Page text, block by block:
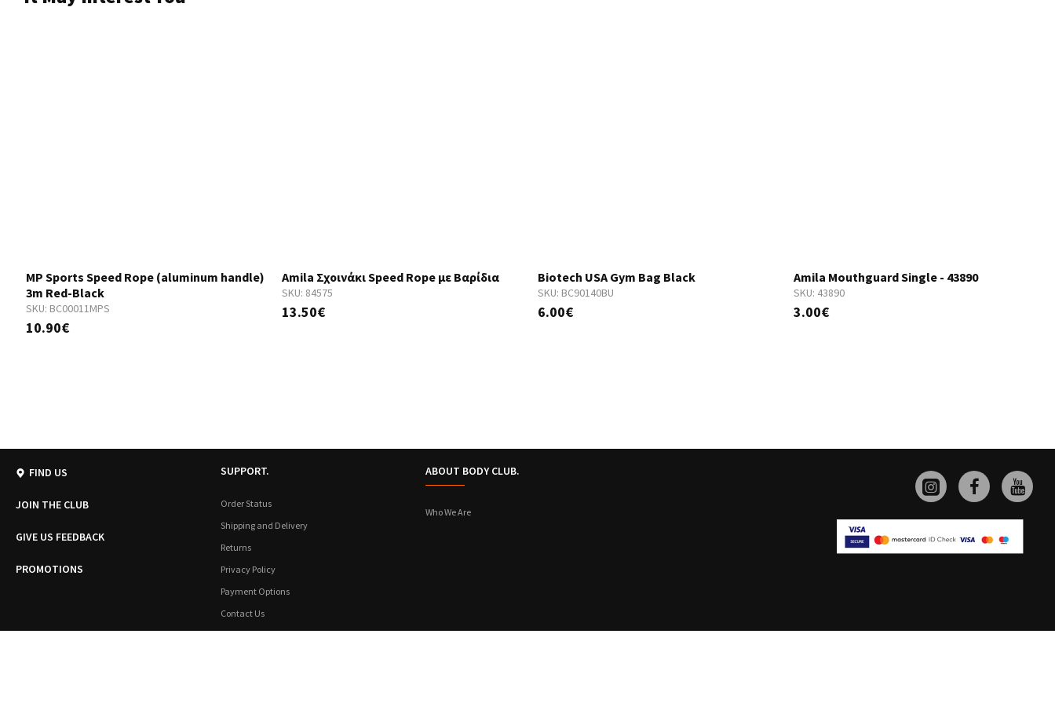
SKU: BC00011MPS
MP Sports Speed Rope (aluminum handle)
3m Red-Black
10.90€
SKU: 84575
Amila Σχοινάκι Speed Rope με Βαρίδια
13.50€
SKU: BC90140BU
Biotech USA Gym Bag Black
6.00€
SKU: 43890
Amila Mouthguard Single - 43890
3.00€
FIND US
JOIN THE CLUB
GIVE US FEEDBACK
PROMOTIONS
SUPPORT.
Order Status
Shipping and Delivery
Returns
Privacy Policy
Payment Options
Contact Us
ABOUT BODY CLUB.
Who We Are